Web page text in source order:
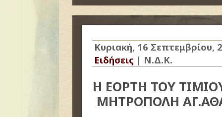
Κυριακή, 16 Σεπτεμβρίου,
Ειδήσεις | Ν.Δ.Κ.
Η ΕΟΡΤΗ ΤΟΥ
ΜΗΤΡΟΠΟΛΗ